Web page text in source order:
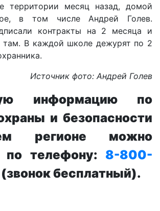
территории месяц назад, домой
в том числе Андрей Голев.
контракты на 2 месяца и
там. В каждой школе дежурят по 2
Источник фото: Андрей Голев
информацию по
и безопасности
регионе можно
по телефону: 8-800-
(звонок бесплатный).